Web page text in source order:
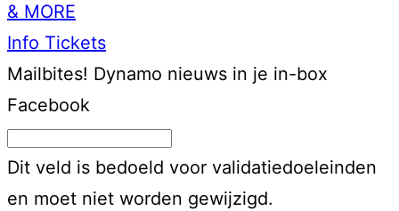
& MORE
Info Tickets
Mailbites! Dynamo nieuws in je in-box
Facebook
Dit veld is bedoeld voor validatiedoeleinden
en moet niet worden gewijzigd.